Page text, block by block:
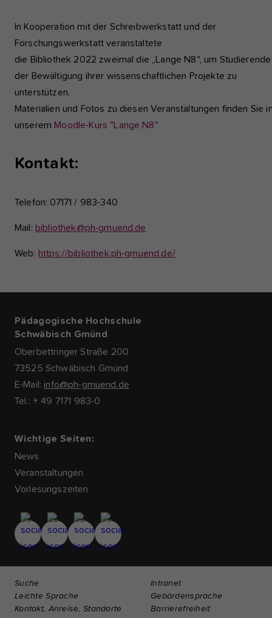
In Kooperation mit der Schreibwerkstatt und der
Forschungswerkstatt veranstaltete
die Bibliothek 2022 zweimal die „Lange N8“, um
der Bewältigung ihrer wissenschaftlichen Projekte zu
unterstützen.
Materialien und Fotos zu diesen Veranstaltungen finden Sie
unserem Moodle-Kurs "Lange N8"
Kontakt:
Telefon: 07171 / 983-340
Mail: bibliothek@ph-gmuend.de
Web: https://bibliothek.ph-gmuend.de/
Pädagogische Hochschule
Schwäbisch Gmünd
Oberbettringer Straße 200
73525 Schwäbisch Gmünd
E-Mail: info@ph-gmuend.de
Tel.: + 49 7171 983-0
Wichtige Seiten:
News
Veranstaltungen
Vorlesungszeiten
Suche
Intranet
Leichte Sprache
Gebärdensprache
Kontakt, Anreise, Standorte
Barrierefreiheit